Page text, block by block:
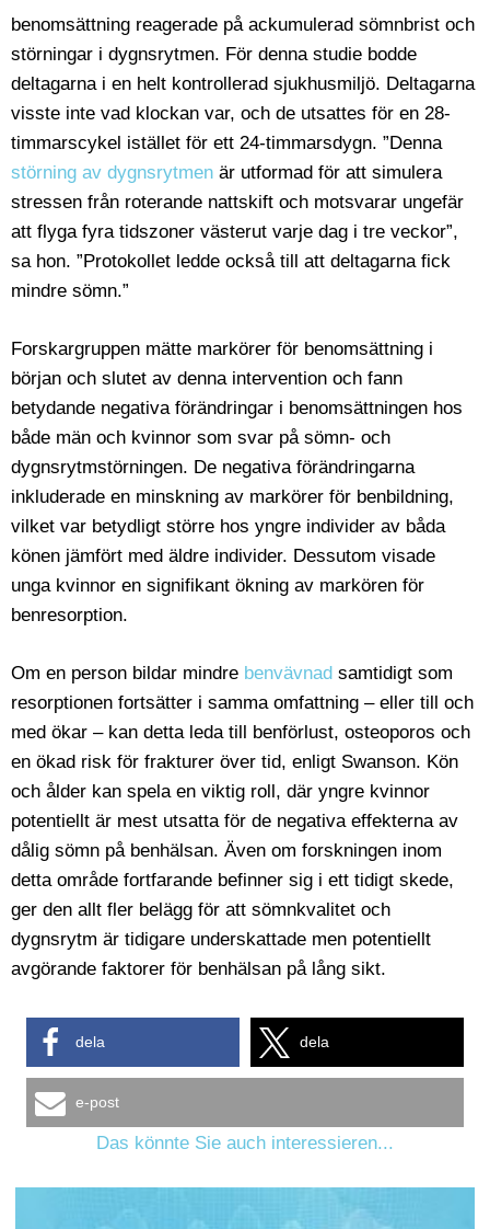
benomsättning reagerade på ackumulerad sömnbrist och
störningar i dygnsrytmen. För denna studie bodde
deltagarna i en helt kontrollerad sjukhusmiljö. Deltagarna
visste inte vad klockan var, och de utsattes för en 28-
timmarscykel istället för ett 24-timmarsdygn. ”Denna
störning av dygnsrytmen är utformad för att simulera
stressen från roterande nattskift och motsvarar ungefär
att flyga fyra tidszoner västerut varje dag i tre veckor”,
sa hon. ”Protokollet ledde också till att deltagarna fick
mindre sömn.”
Forskargruppen mätte markörer för benomsättning i
början och slutet av denna intervention och fann
betydande negativa förändringar i benomsättningen hos
både män och kvinnor som svar på sömn- och
dygnsrytmstörningen. De negativa förändringarna
inkluderade en minskning av markörer för benbildning,
vilket var betydligt större hos yngre individer av båda
könen jämfört med äldre individer. Dessutom visade
unga kvinnor en signifikant ökning av markören för
benresorption.
Om en person bildar mindre benvävnad samtidigt som
resorptionen fortsätter i samma omfattning – eller till och
med ökar – kan detta leda till benförlust, osteoporos och
en ökad risk för frakturer över tid, enligt Swanson. Kön
och ålder kan spela en viktig roll, där yngre kvinnor
potentiellt är mest utsatta för de negativa effekterna av
dålig sömn på benhälsan. Även om forskningen inom
detta område fortfarande befinner sig i ett tidigt skede,
ger den allt fler belägg för att sömnkvalitet och
dygnsrytm är tidigare underskattade men potentiellt
avgörande faktorer för benhälsan på lång sikt.
dela dela
e-post
Das könnte Sie auch interessieren...